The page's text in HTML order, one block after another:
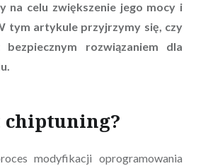
na celu zwiększenie jego mocy i
tym artykule przyjrzymy się, czy
rozwiązaniem dla
chiptuning?
modyfikacji oprogramowania